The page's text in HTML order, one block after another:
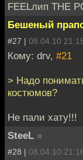
FEELлип THE
Бешеный
#27 | 08.04.10
Кому: drv, #21
> Надо
костюмов?
Не пали хату!!!
SteeL »
#28 | 08.04.10